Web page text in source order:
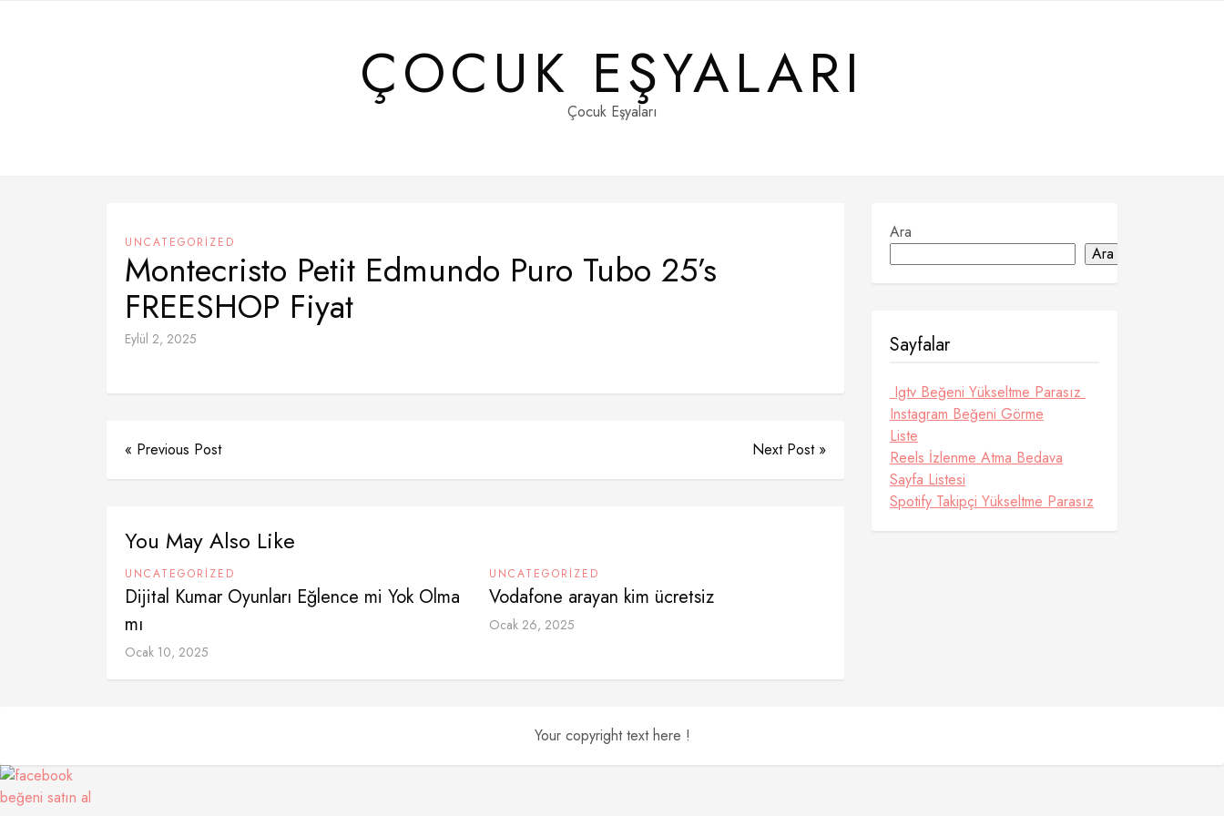
ÇOCUK EŞYALARI
Çocuk Eşyaları
UNCATEGORIZED
Montecristo Petit Edmundo Puro Tubo 25’s
FREESHOP Fiyat
Eylül 2, 2025
« Previous Post Next Post »
You May Also Like
UNCATEGORIZED
Dijital Kumar Oyunları Eğlence mi Yok Olma
mı
Ocak 10, 2025
UNCATEGORIZED
Vodafone arayan kim ücretsiz
Ocak 26, 2025
Ara
Ara
Sayfalar
Igtv Beğeni Yükseltme Parasız
Instagram Beğeni Görme
Liste
Reels İzlenme Atma Bedava
Sayfa Listesi
Spotify Takipçi Yükseltme Parasız
Your copyright text here !